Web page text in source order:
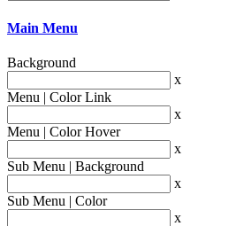
Main Menu
Background
x
Menu | Color Link
x
Menu | Color Hover
x
Sub Menu | Background
x
Sub Menu | Color
x